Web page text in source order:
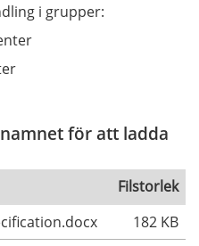
i grupper:
för att ladda
Filstorlek
182 KB